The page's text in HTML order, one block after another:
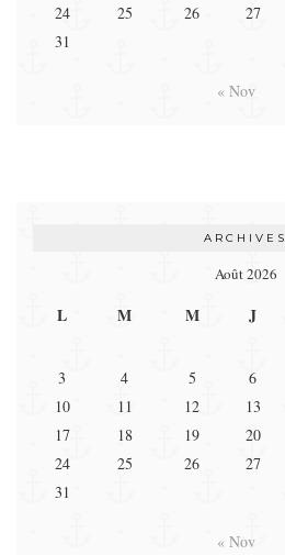
24
25 26 27
31
« Nov
ARCHIVES
Août 2026
L M M J
3
4 5 6
10
11 12 13
17
18 19 20
24
25 26 27
31
« Nov